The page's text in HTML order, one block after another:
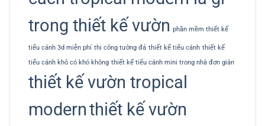
trong thiết kế vườn phần mềm thiết kế
tiểu cảnh 3d miễn phí thi công tường đá thiết kế tiểu cảnh thiết kế
tiểu cảnh khô có khó không thiết kế tiểu cảnh mini trong nhà đơn giản
thiết kế vườn tropical
modernthiết kế vườn